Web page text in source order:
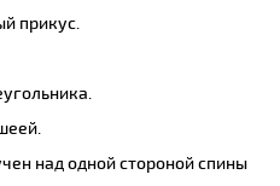
прикус.
над одной стороной спины